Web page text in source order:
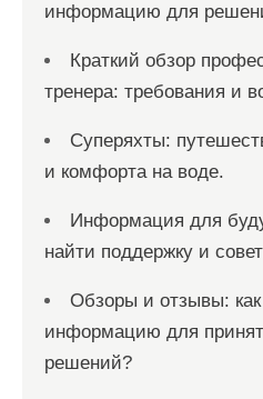
информацию для
Краткий обзор
тренера: требования и
Суперяхты:
и комфорта на воде.
Информация для
найти поддержку и
Обзоры и отзывы:
информацию для
решений?